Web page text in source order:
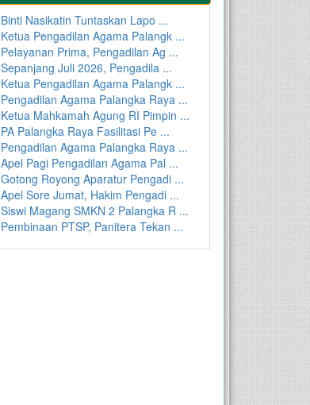
Binti Nasikatin Tuntaskan Lapo ...
Ketua Pengadilan Agama Palangk ...
Pelayanan Prima, Pengadilan Ag ...
Sepanjang Juli 2026, Pengadila ...
Ketua Pengadilan Agama Palangk ...
Pengadilan Agama Palangka Raya ...
Ketua Mahkamah Agung RI Pimpin ...
PA Palangka Raya Fasilitasi Pe ...
Pengadilan Agama Palangka Raya ...
Apel Pagi Pengadilan Agama Pal ...
Gotong Royong Aparatur Pengadi ...
Apel Sore Jumat, Hakim Pengadi ...
Siswi Magang SMKN 2 Palangka R ...
Pembinaan PTSP, Panitera Tekan ...